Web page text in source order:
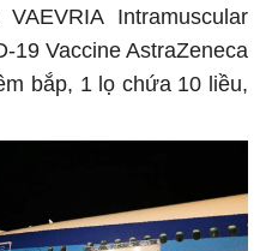
Intramuscular
19 Vaccine AstraZeneca
bắp, 1 lọ chứa 10 liều,